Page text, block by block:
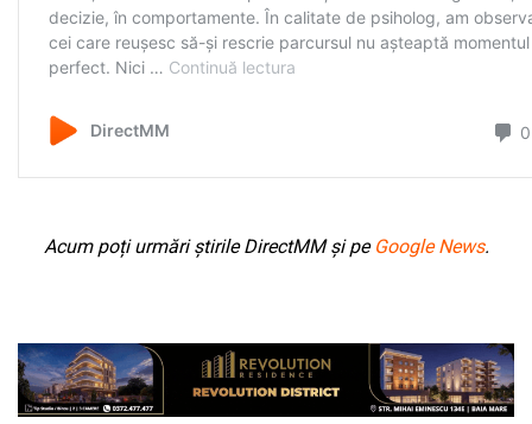
Acum poți urmări știrile DirectMM și pe Google News.